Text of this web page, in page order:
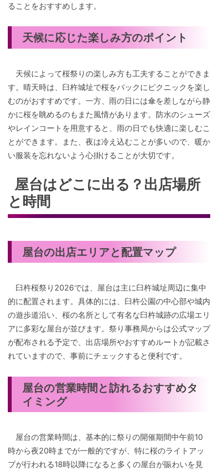
ることをおすすめします。
天候に応じた楽しみ方のポイント
天候によって桜祭りの楽しみ方も工夫することができま
す。晴天時は、臼杵城址で桜をバックにピクニックを楽し
むのがおすすめです。一方、雨の日には傘を差しながら静
かに桜を眺めるのもまた風情があります。防水のシューズ
やレインコートを用意すると、雨の日でも快適に楽しむこ
とができます。また、夜は冷え込むことが多いので、暖か
い服装を忘れないよう心掛けることが大切です。
屋台はどこに出る？出店場所
と時間
屋台の出店エリアと配置マップ
臼杵桜祭り2026では、屋台は主に臼杵城址周辺に集中
的に配置されます。具体的には、臼杵公園の中心部や城内
の遊歩道沿い、桜の名所として有名な臼杵城跡の広場エリ
アに多彩な屋台が並びます。祭り事務局からは公式マップ
が配布される予定で、出店場所やおすすめルートが記載さ
れていますので、事前にチェックすると便利です。
屋台の営業時間と訪れるおすすめタ
イミング
屋台の営業時間は、基本的に祭りの開催期間中午前10
時から夜20時までが一般的ですが、特に桜のライトアッ
プが行われる18時以降になると多くの屋台が賑わいを見